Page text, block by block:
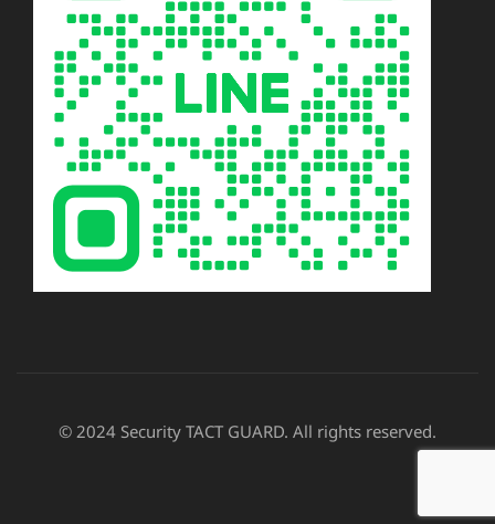
© 2024 Security TACT GUARD. All rights reserved.